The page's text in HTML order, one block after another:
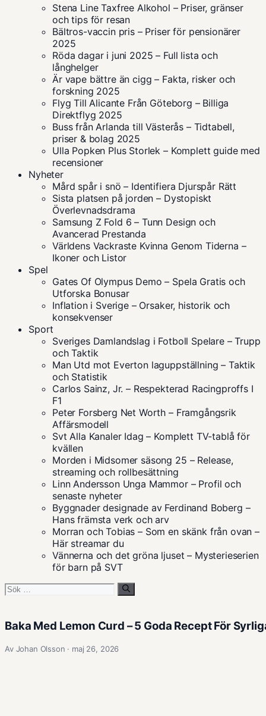
Stena Line Taxfree Alkohol – Priser, gränser
och tips för resan
Bältros-vaccin pris – Priser för pensionärer
2025
Röda dagar i juni 2025 – Full lista och
långhelger
Är vape bättre än cigg – Fakta, risker och
forskning 2025
Flyg Till Alicante Från Göteborg – Billiga
Direktflyg 2025
Buss från Arlanda till Västerås – Tidtabell,
priser & bolag 2025
Ulla Popken Plus Storlek – Komplett guide med
recensioner
Nyheter
Mård spår i snö – Identifiera Djurspår Rätt
Sista platsen på jorden – Dystopiskt
Överlevnadsdrama
Samsung Z Fold 6 – Tunn Design och
Avancerad Prestanda
Världens Vackraste Kvinna Genom Tiderna –
Ikoner och Listor
Spel
Gates Of Olympus Demo – Spela Gratis och
Utforska Bonusar
Inflation i Sverige – Orsaker, historik och
konsekvenser
Sport
Sveriges Damlandslag i Fotboll Spelare – Trupp
och Taktik
Man Utd mot Everton laguppställning – Taktik
och Statistik
Carlos Sainz, Jr. – Respekterad Racingproffs I
F1
Peter Forsberg Net Worth – Framgångsrik
Affärsmodell
Svt Alla Kanaler Idag – Komplett TV-tablå för
kvällen
Morden i Midsomer säsong 25 – Release,
streaming och rollbesättning
Linn Andersson Unga Mammor – Profil och
senaste nyheter
Byggnader designade av Ferdinand Boberg –
Hans främsta verk och arv
Morran och Tobias – Som en skänk från ovan –
Här streamar du
Vännerna och det gröna ljuset – Mysterieserien
för barn på SVT
Sök
Baka Med Lemon Curd – 5 Goda Recept För
Av Johan Olsson · maj 26, 2026